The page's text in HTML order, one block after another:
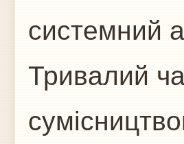
системний
Тривалий